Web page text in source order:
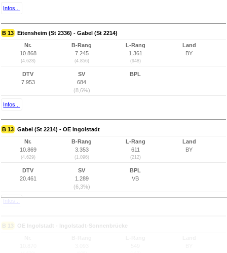
Infos...
B 13 Eitensheim (St 2336) - Gabel (St 2214)
Nr.
10.868
(4.628)
B-Rang
7.245
(4.856)
L-Rang
1.361
(948)
Land
BY
DTV
7.953
SV
684
(8,6%)
BPL
Infos...
B 13 Gabel (St 2214) - OE Ingolstadt
Nr.
10.869
(4.629)
B-Rang
3.353
(1.096)
L-Rang
611
(212)
Land
BY
DTV
20.461
SV
1.289
(6,3%)
BPL
VB
Infos...
B 13 OE Ingolstadt - Ingolstadt-Sonnenbrücke